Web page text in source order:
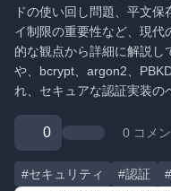
ドの使い回し問題、平文
イ制限の重要性など、現代
的な観点から詳細に解説し
や、bcrypt、argon2、
れ、セキュアな認証実装の
0 0 コメ
#セキュリティ #認証